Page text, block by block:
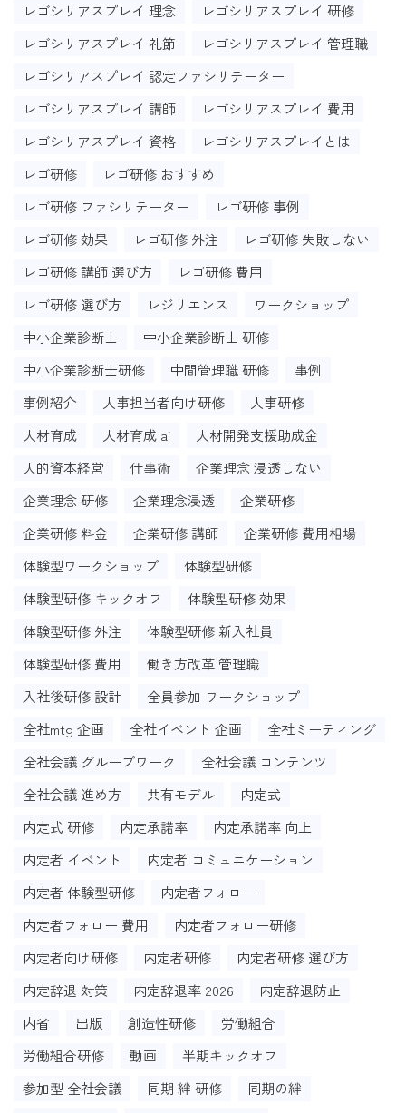
レゴシリアスプレイ 理念
レゴシリアスプレイ 研修
レゴシリアスプレイ 礼節
レゴシリアスプレイ 管理職
レゴシリアスプレイ 認定ファシリテーター
レゴシリアスプレイ 講師
レゴシリアスプレイ 費用
レゴシリアスプレイ 資格
レゴシリアスプレイとは
レゴ研修
レゴ研修 おすすめ
レゴ研修 ファシリテーター
レゴ研修 事例
レゴ研修 効果
レゴ研修 外注
レゴ研修 失敗しない
レゴ研修 講師 選び方
レゴ研修 費用
レゴ研修 選び方
レジリエンス
ワークショップ
中小企業診断士
中小企業診断士 研修
中小企業診断士研修
中間管理職 研修
事例
事例紹介
人事担当者向け研修
人事研修
人材育成
人材育成 ai
人材開発支援助成金
人的資本経営
仕事術
企業理念 浸透しない
企業理念 研修
企業理念浸透
企業研修
企業研修 料金
企業研修 講師
企業研修 費用相場
体験型ワークショップ
体験型研修
体験型研修 キックオフ
体験型研修 効果
体験型研修 外注
体験型研修 新入社員
体験型研修 費用
働き方改革 管理職
入社後研修 設計
全員参加 ワークショップ
全社mtg 企画
全社イベント 企画
全社ミーティング
全社会議 グループワーク
全社会議 コンテンツ
全社会議 進め方
共有モデル
内定式
内定式 研修
内定承諾率
内定承諾率 向上
内定者 イベント
内定者 コミュニケーション
内定者 体験型研修
内定者フォロー
内定者フォロー 費用
内定者フォロー研修
内定者向け研修
内定者研修
内定者研修 選び方
内定辞退 対策
内定辞退率 2026
内定辞退防止
内省
出版 創造性研修
労働組合
労働組合研修
動画
半期キックオフ
参加型 全社会議
同期 絆 研修
同期の絆